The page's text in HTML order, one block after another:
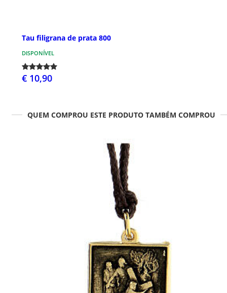
Tau filigrana de prata 800
DISPONÍVEL
€ 10,90
QUEM COMPROU ESTE PRODUTO TAMBÉM COMPROU